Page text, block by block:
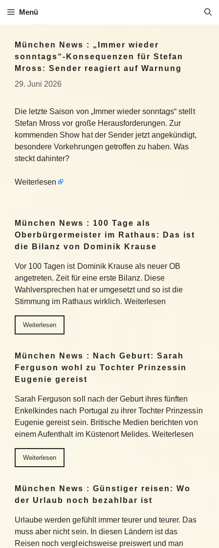
Inhalt
Menü
München News : „Immer wieder
sonntags“-Konsequenzen für Stefan
Mross: Sender reagiert auf Warnung
29. Juni 2026
Die letzte Saison von „Immer wieder sonntags“ stellt
Stefan Mross vor große Herausforderungen. Zur
kommenden Show hat der Sender jetzt angekündigt,
besondere Vorkehrungen getroffen zu haben. Was
steckt dahinter?
Weiterlesen
München News : 100 Tage als
Oberbürgermeister im Rathaus: Das ist
die Bilanz von Dominik Krause
Vor 100 Tagen ist Dominik Krause als neuer OB
angetreten. Zeit für eine erste Bilanz. Diese
Wahlversprechen hat er umgesetzt und so ist die
Stimmung im Rathaus wirklich. Weiterlesen
Weiterlesen
München News : Nach Geburt: Sarah
Ferguson wohl zu Tochter Prinzessin
Eugenie gereist
Sarah Ferguson soll nach der Geburt ihres fünften
Enkelkindes nach Portugal zu ihrer Tochter Prinzessin
Eugenie gereist sein. Britische Medien berichten von
einem Aufenthalt im Küstenort Melides. Weiterlesen
Weiterlesen
München News : Günstiger reisen: Wo
der Urlaub noch bezahlbar ist
Urlaube werden gefühlt immer teurer und teurer. Das
muss aber nicht sein. In diesen Ländern ist das
Reisen noch vergleichsweise preiswert und man